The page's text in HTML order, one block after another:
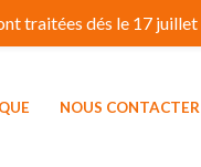
NOUS CONTACTER
traitées dés le 17 juillet